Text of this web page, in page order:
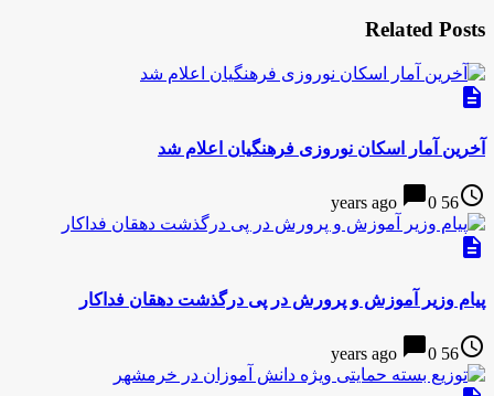
Related Posts
description
آخرین آمار اسکان نوروزی فرهنگیان اعلام شد
access_time
56 years ago
chat_bubble0
description
پیام وزیر آموزش و پرورش در پی درگذشت دهقان فداکار
access_time
56 years ago
chat_bubble0